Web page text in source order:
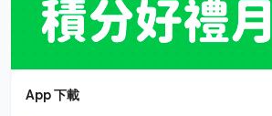
App 下載